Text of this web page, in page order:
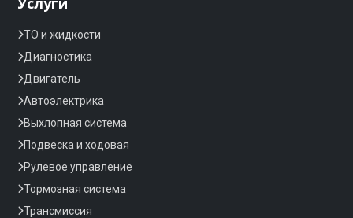
ТО и жидкости
Диагностика
Двигатель
Автоэлектрика
Выхлопная система
Подвеска и ходовая
Рулевое управление
Тормозная система
Трансмиссия